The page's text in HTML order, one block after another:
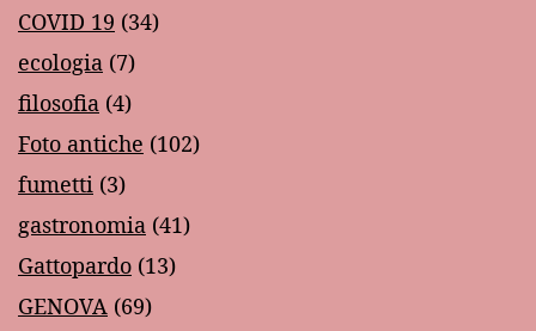
COVID 19 (34)
ecologia (7)
filosofia (4)
Foto antiche (102)
fumetti (3)
gastronomia (41)
Gattopardo (13)
GENOVA (69)